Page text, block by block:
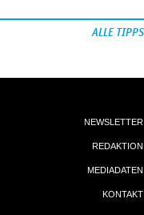
ALLE TIPPS
NEWSLETTER
REDAKTION
MEDIADATEN
KONTAKT